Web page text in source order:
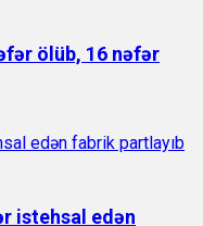
ölüb, 16 nəfər
istehsal edən